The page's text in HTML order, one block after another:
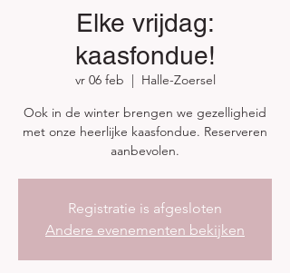
Elke vrijdag:
kaasfondue!
vr 06 feb
Halle-Zoersel
Ook in de winter brengen we gezelligheid
met onze heerlijke kaasfondue. Reserveren
aanbevolen.
Registratie is afgesloten
Andere evenementen bekijken